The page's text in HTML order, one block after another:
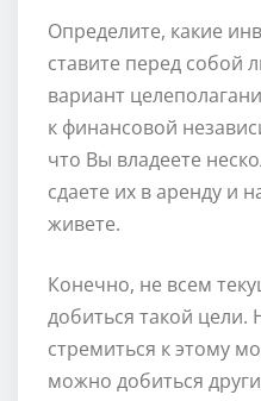
Определите, какие
ставите перед собой
вариант
к финансовой
что Вы владеете
сдаете их в аренду и
живете.
Конечно, не всем
добиться такой цели.
стремиться к этому
можно добиться